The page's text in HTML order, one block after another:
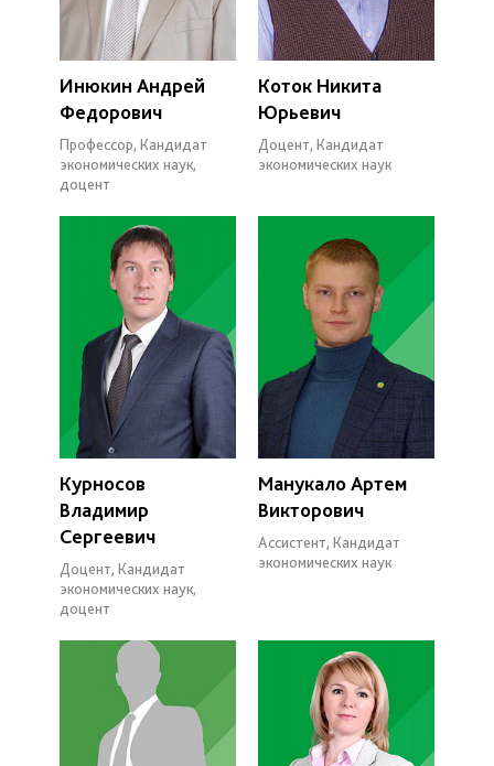
Инюкин Андрей
Федорович
Профессор, Кандидат
экономических наук,
доцент
Коток Никита
Юрьевич
Доцент, Кандидат
экономических наук
Курносов
Владимир
Сергеевич
Доцент, Кандидат
экономических наук,
доцент
Манукало Артем
Викторович
Ассистент, Кандидат
экономических наук